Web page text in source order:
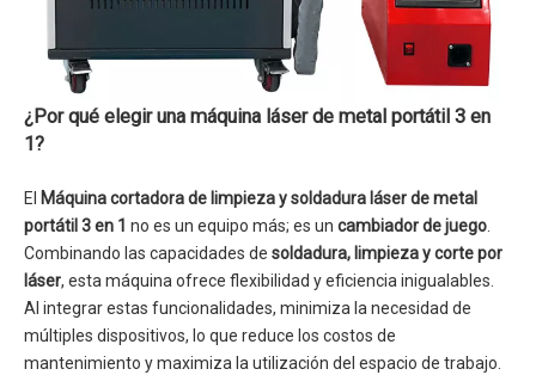
¿Por qué elegir una máquina láser de metal portátil 3 en
1?
El Máquina cortadora de limpieza y soldadura láser de metal
portátil 3 en 1 no es un equipo más; es un cambiador de juego
Combinando las capacidades de soldadura, limpieza y corte por
láser, esta máquina ofrece flexibilidad y eficiencia inigualables.
Al integrar estas funcionalidades, minimiza la necesidad de
múltiples dispositivos, lo que reduce los costos de
mantenimiento y maximiza la utilización del espacio de trabajo.